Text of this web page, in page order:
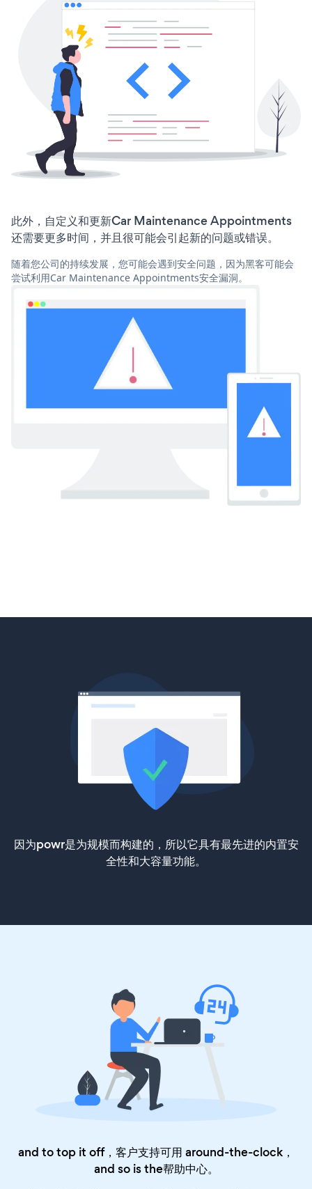
此外，自定义和更新Car Maintenance Appointments
还需要更多时间，并且很可能会引起新的问题或错误。
随着您公司的持续发展，您可能会遇到安全问题，因为黑客可能会
尝试利用Car Maintenance Appointments安全漏洞。
因为powr是为规模而构建的，所以它具有最先进的内置安
全性和大容量功能。
and to top it off，客户支持可用 around-the-clock，
and so is the帮助中心。